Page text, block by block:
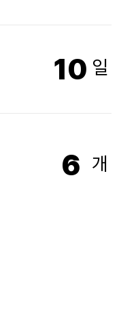
10 일
6 개